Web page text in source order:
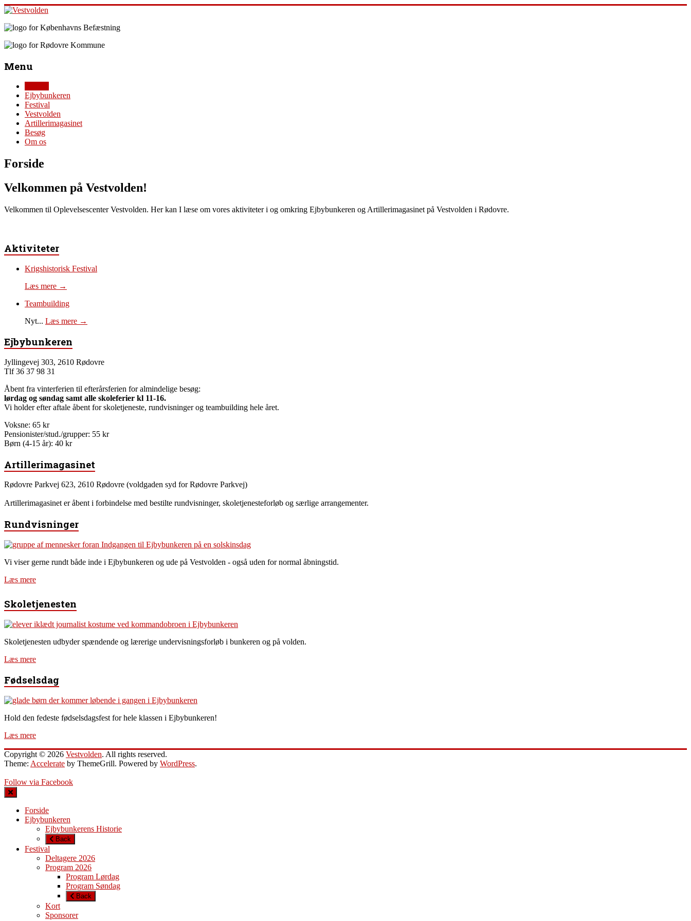
Skip
content
Vestvolden
til
Vestvolden
Menu
Ejbybunkeren
Festival
Vestvolden
Artillerimagasinet
Besøg
Om os
Forside
Velkommen på Vestvolden!
Velkommen til Oplevelsescenter Vestvolden. Her kan I læse om vores aktiviteter i og omkring Ejbybunkeren og Artillerimagasinet på Vestvolden i Rødovre.
Aktiviteter
Krigshistorisk Festival
Læs mere →
Teambuilding
Nyt... Læs mere →
Ejbybunkeren
Jyllingevej 303, 2610 Rødovre
Tlf 36 37 98 31
Åbent fra vinterferien til efterårsferien for almindelige besøg:
lørdag og søndag samt alle skoleferier kl 11-16.
Vi holder efter aftale åbent for skoletjeneste, rundvisninger og teambuilding hele året.
Voksne: 65 kr
Pensionister/stud./grupper: 55 kr
Børn (4-15 år): 40 kr
Artillerimagasinet
Rødovre Parkvej 623, 2610 Rødovre (voldgaden syd for Rødovre Parkvej)
Artillerimagasinet er åbent i forbindelse med bestilte rundvisninger, skoletjenesteforløb og særlige arrangementer.
Rundvisninger
Vi viser gerne rundt både inde i Ejbybunkeren og ude på Vestvolden - også uden for normal åbningstid.
Læs mere
Skoletjenesten
Skoletjenesten udbyder spændende og lærerige undervisningsforløb i bunkeren og på volden.
Læs mere
Fødselsdag
Hold den fedeste fødselsdagsfest for hele klassen i Ejbybunkeren!
Læs mere
Copyright © 2026 Vestvolden. All rights reserved.
Theme: Accelerate by ThemeGrill. Powered by WordPress.
Follow via Facebook
Forside
Ejbybunkeren
Ejbybunkerens Historie
Back
Festival
Deltagere 2026
Program 2026
Program Lørdag
Program Søndag
Back
Kort
Sponsorer